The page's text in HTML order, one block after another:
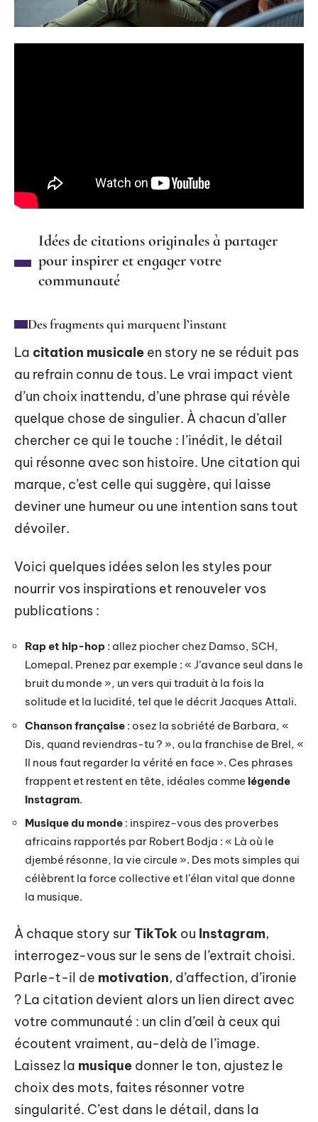
Idées de citations originales à partager
pour inspirer et engager votre
communauté
Des fragments qui marquent l’instant
La citation musicale en story ne se réduit pas
au refrain connu de tous. Le vrai impact vient
d’un choix inattendu, d’une phrase qui révèle
quelque chose de singulier. À chacun d’aller
chercher ce qui le touche : l’inédit, le détail
qui résonne avec son histoire. Une citation qui
marque, c’est celle qui suggère, qui laisse
deviner une humeur ou une intention sans tout
dévoiler.
Voici quelques idées selon les styles pour
nourrir vos inspirations et renouveler vos
publications :
Rap et hip-hop : allez piocher chez Damso, SCH,
Lomepal. Prenez par exemple : « J’avance seul dans le
bruit du monde », un vers qui traduit à la fois la
solitude et la lucidité, tel que le décrit Jacques Attali.
Chanson française : osez la sobriété de Barbara, «
Dis, quand reviendras-tu ? », ou la franchise de Brel, «
Il nous faut regarder la vérité en face ». Ces phrases
frappent et restent en tête, idéales comme légende
Instagram.
Musique du monde : inspirez-vous des proverbes
africains rapportés par Robert Bodja : « Là où le
djembé résonne, la vie circule ». Des mots simples qui
célèbrent la force collective et l’élan vital que donne
la musique.
À chaque story surTikTok ou Instagram,
interrogez-vous sur le sens de l’extrait choisi.
Parle-t-il de motivation, d’affection, d’ironie
? La citation devient alors un lien direct avec
votre communauté : un clin d’œil à ceux qui
écoutent vraiment, au-delà de l’image.
Laissez la musique donner le ton, ajustez le
choix des mots, faites résonner votre
singularité. C’est dans le détail, dans la